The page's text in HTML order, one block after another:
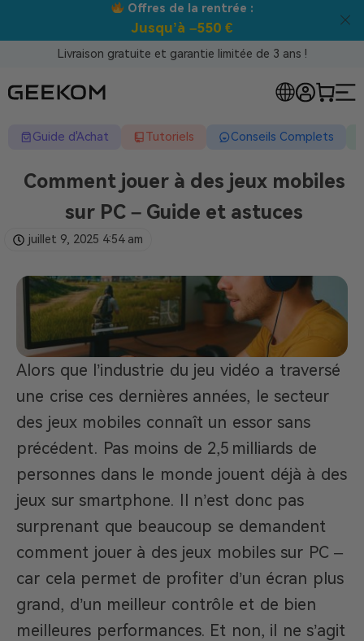
Meilleur prix garanti tous canaux !
Livraison gratuite et garantie limitée de 3 ans !
Guide d'Achat Tutoriels Conseils Complets
Comment jouer à des jeux mobiles
sur PC – Guide et astuces
juillet 9, 2025 4:54 am
Alors que l’industrie du jeu vidéo a traversé
une crise ces dernières années, le secteur
des jeux mobiles connaît un essor sans
précédent. Pas moins de 2,5 milliards de
personnes dans le monde jouent déjà à des
jeux sur smartphone. Il n’est donc pas
surprenant que beaucoup se demandent
comment jouer à des jeux mobiles sur PC –
car cela permet de profiter d’un écran plus
grand, d’un meilleur contrôle et de bien
meilleures performances. Et non, il ne s’agit